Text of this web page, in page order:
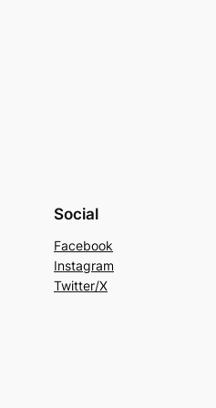
Social
Facebook
Instagram
Twitter/X